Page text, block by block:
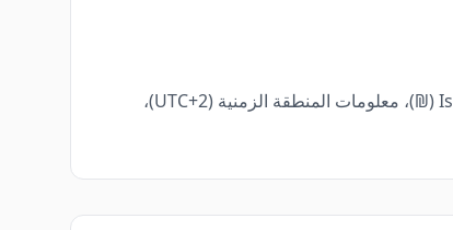
بالإضافة إلى رمز الهاتف الأساسي، نقدم أيضاً تفاصيل مفيدة مثل رمز ISO الخاص بـ إسرائيل (IL) ISR، العملة المحلية Israeli Shekel (₪)، معلومات المنطقة الزمنية (UTC+2)،